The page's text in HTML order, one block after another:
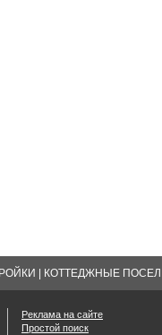
КОТТЕДЖНЫЕ
Реклама на сайте
Простой поиск